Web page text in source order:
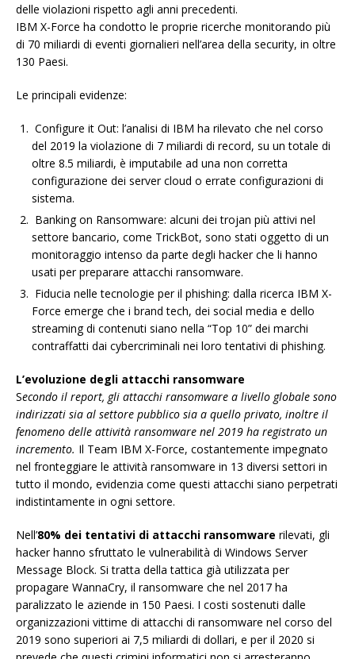
delle violazioni rispetto agli anni precedenti.
IBM X-Force ha condotto le proprie ricerche monitorando più
di 70 miliardi di eventi giornalieri nell’area della security, in oltre
130 Paesi.
Le principali evidenze:
Configure it Out: l’analisi di IBM ha rilevato che nel corso
del 2019 la violazione di 7 miliardi di record, su un totale di
oltre 8.5 miliardi, è imputabile ad una non corretta
configurazione dei server cloud o errate configurazioni di
sistema.
Banking on Ransomware: alcuni dei trojan più attivi nel
settore bancario, come TrickBot, sono stati oggetto di un
monitoraggio intenso da parte degli hacker che li hanno
usati per preparare attacchi ransomware.
Fiducia nelle tecnologie per il phishing: dalla ricerca IBM X-
Force emerge che i brand tech, dei social media e dello
streaming di contenuti siano nella “Top 10” dei marchi
contraffatti dai cybercriminali nei loro tentativi di phishing.
L’evoluzione degli attacchi ransomware
Secondo il report, gli attacchi ransomware a livello globale sono
indirizzati sia al settore pubblico sia a quello privato, inoltre il
fenomeno delle attività ransomware nel 2019 ha registrato un
incremento. Il Team IBM X-Force, costantemente impegnato
nel fronteggiare le attività ransomware in 13 diversi settori in
tutto il mondo, evidenzia come questi attacchi siano perpetrati
indistintamente in ogni settore.
Nell’80% dei tentativi di attacchi ransomware rilevati, gli
hacker hanno sfruttato le vulnerabilità di Windows Server
Message Block. Si tratta della tattica già utilizzata per
propagare WannaCry, il ransomware che nel 2017 ha
paralizzato le aziende in 150 Paesi. I costi sostenuti dalle
organizzazioni vittime di attacchi di ransomware nel corso del
2019 sono superiori ai 7,5 miliardi di dollari, e per il 2020 si